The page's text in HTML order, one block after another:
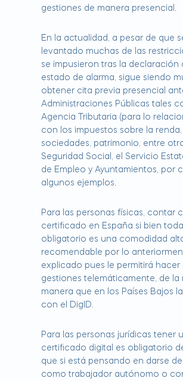
gestiones de manera presencial.
En la actualidad, a pesar de que
levantado muchas de las
se impusieron tras la declaración
estado de alarma, sigue siendo
obtener cita previa presencial
Administraciones Públicas tales
Agencia Tributaria (para lo
con los impuestos sobre la renda,
sociedades, patrimonio, entre
Seguridad Social, el Servicio
de Empleo y Ayuntamientos, por
algunos ejemplos.
Para las personas físicas, contar
certificado en España si bien
obligatorio es una comodidad
recomendable por lo
explicado pues le permitirá hacer
gestiones telemáticamente, de la
manera que en los Países Bajos
con el DigID.
Para las personas jurídicas tener
certificado digital es obligatorio
que si está pensando en darse
como trabajador autónomo o